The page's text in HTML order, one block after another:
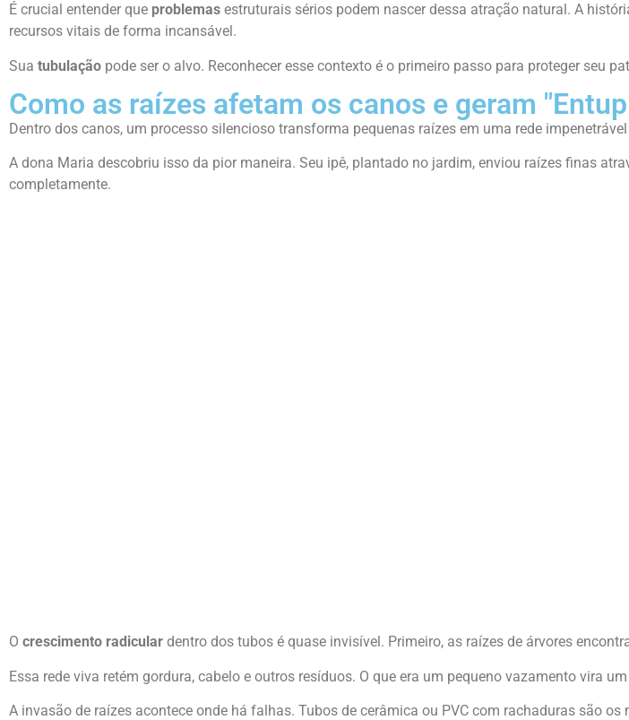
É crucial entender que problemas estruturais sérios podem nascer dessa atração natural. A
recursos vitais de forma incansável.
Sua tubulação pode ser o alvo. Reconhecer esse contexto é o primeiro passo para proteger seu
Como as raízes afetam os canos e geram
Dentro dos canos, um processo silencioso transforma pequenas raízes em uma rede
A dona Maria descobriu isso da pior maneira. Seu ipê, plantado no jardim, enviou raízes finas
completamente.
O crescimento radicular dentro dos tubos é quase invisível. Primeiro, as raízes de árvores
Essa rede viva retém gordura, cabelo e outros resíduos. O que era um pequeno vazamento vira um
A invasão de raízes acontece onde há falhas. Tubos de cerâmica ou PVC com rachaduras são